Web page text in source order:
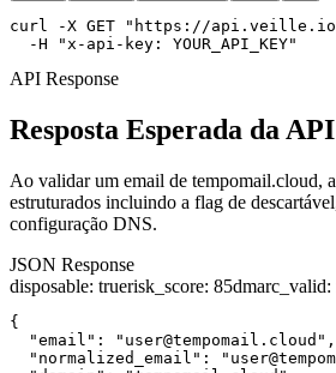
curl -X GET "https://api.veille.io/
  -H "x-api-key: YOUR_API_KEY"
API Response
Resposta Esperada da API
Ao validar um email de tempomail.cloud,
estruturados incluindo a flag de
configuração DNS.
JSON Response
disposable: truerisk_score: 85dmarc_valid:
{
  "email": "user@tempomail.cloud",
"normalized_email":